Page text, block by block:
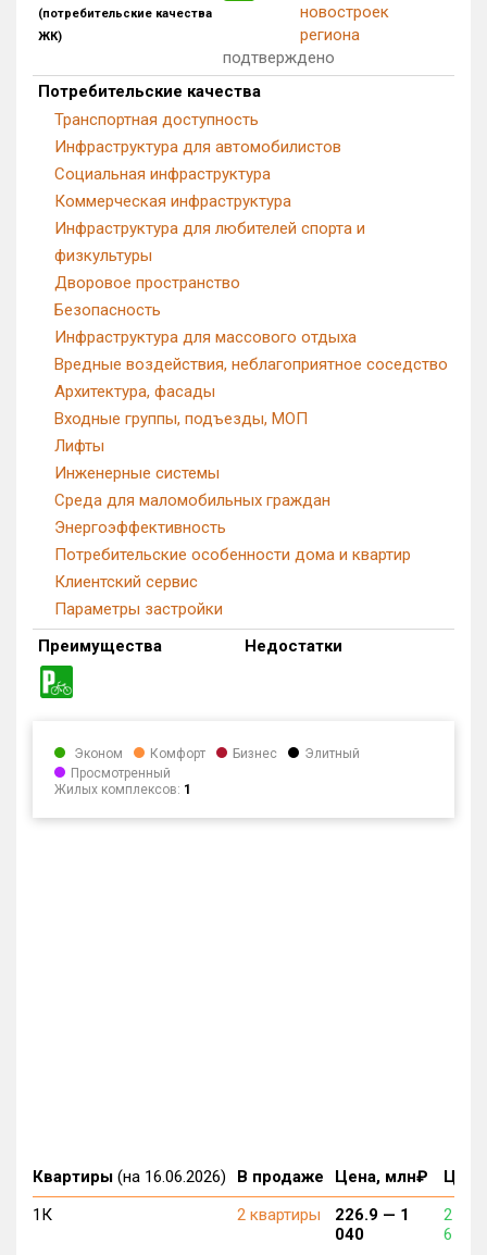
(потребительские качества
ЖК)
новостроек
региона
подтверждено
Потребительские качества
Транспортная доступность
Инфраструктура для автомобилистов
Социальная инфраструктура
Коммерческая инфраструктура
Инфраструктура для любителей спорта и
физкультуры
Дворовое пространство
Безопасность
Инфраструктура для массового отдыха
Вредные воздействия, неблагоприятное соседство
Архитектура, фасады
Входные группы, подъезды, МОП
Лифты
Инженерные системы
Среда для маломобильных граждан
Энергоэффективность
Потребительские особенности дома и квартир
Клиентский сервис
Параметры застройки
Преимущества
Недостатки
Эконом Комфорт Бизнес
Элитный
Просмотренный
Жилых комплексов: 1
Квартиры (на 16.06.2026) В продаже Цена, млн₽
1К
2 квартиры 226.9 — 1
040
2
6 354